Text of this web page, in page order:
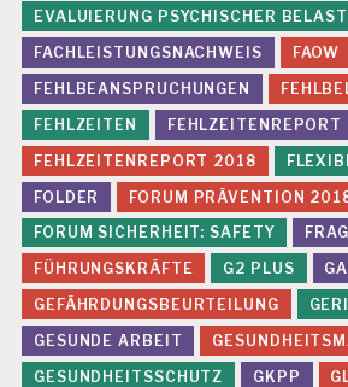
EVALUIERUNG PSYCHISCHER
FACHLEISTUNGSNACHWEIS
FAOW
FEHLBEANSPRUCHUNGEN
FEHLZEITEN
FEHLZEITENREPORT 2018
FOLDER
FORUM PRÄVENTION
FORUM SICHERHEIT: SAFETY
FÜHRUNGSKRÄFTE
G2 PLUS
GEFÄHRDUNGSBEURTEILUNG
GESUNDE ARBEIT
GESUNDHEITSSCHUTZ
GKPP